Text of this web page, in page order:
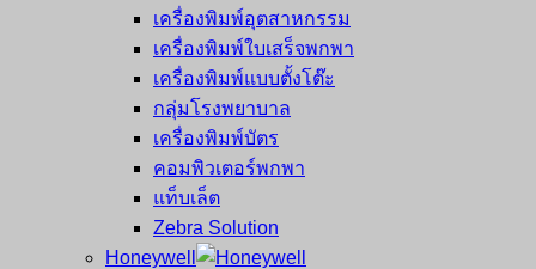
เครื่องพิมพ์อุตสาหกรรม
เครื่องพิมพ์ใบเสร็จพกพา
เครื่องพิมพ์แบบตั้งโต๊ะ
กลุ่มโรงพยาบาล
เครื่องพิมพ์บัตร
คอมพิวเตอร์พกพา
แท็บเล็ต
Zebra Solution
Honeywell